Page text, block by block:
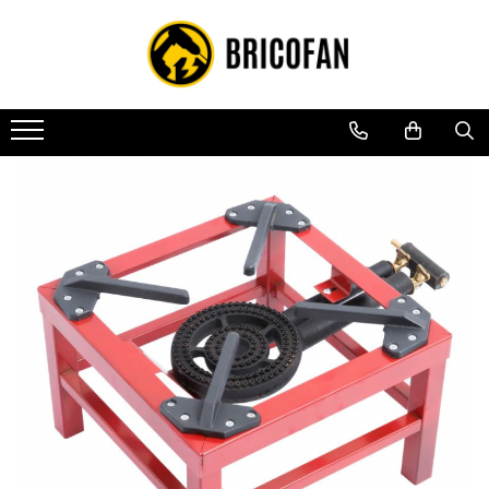
Toate Produsele
Vehicule electrice
Atv
Masini electrice
Motocross
Piese de schimb vehicule electrice
Scutere electrice
Scutere pe benzina
Tricicluri cargo fara permis
Tricicluri persoane
Trotinete electrice